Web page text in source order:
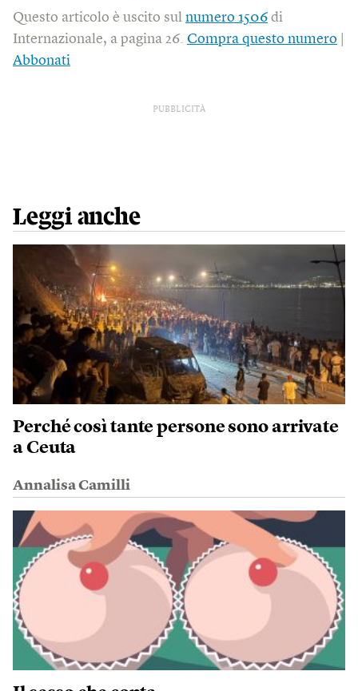
Questo articolo è uscito sul numero 1506 di
Internazionale, a pagina 26. Compra questo numero
Abbonati
PUBBLICITÀ
Leggi anche
Perché così tante persone sono arrivate
a Ceuta
Annalisa Camilli